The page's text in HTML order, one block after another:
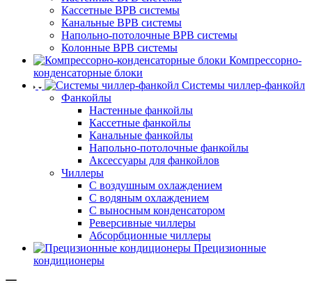
Кассетные ВРВ системы
Канальные ВРВ системы
Напольно-потолочные ВРВ системы
Колонные ВРВ системы
Компрессорно-
конденсаторные блоки
Системы чиллер-фанкойл
Фанкойлы
Настенные фанкойлы
Кассетные фанкойлы
Канальные фанкойлы
Напольно-потолочные фанкойлы
Аксессуары для фанкойлов
Чиллеры
С воздушным охлаждением
С водяным охлаждением
С выносным конденсатором
Реверсивные чиллеры
Абсорбционные чиллеры
Прецизионные
кондиционеры